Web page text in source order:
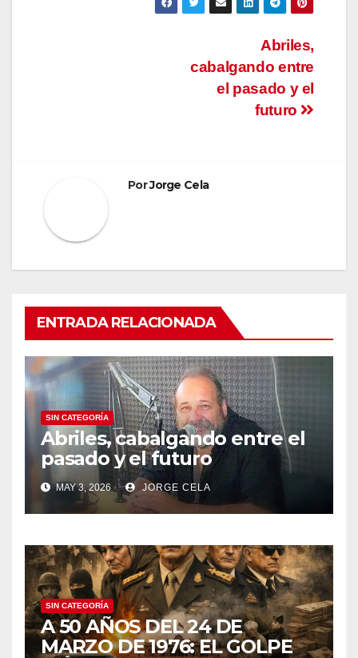
Abriles,
cabalgando entre
el pasado y el
futuro
PorJorge Cela
ENTRADA RELACIONADA
SIN CATEGORÍA
Abriles, cabalgando entre el
pasado y el futuro
MAY 3, 2026 JORGE CELA
SIN CATEGORÍA
A 50 AÑOS DEL 24 DE
MARZO DE 1976: EL GOLPE